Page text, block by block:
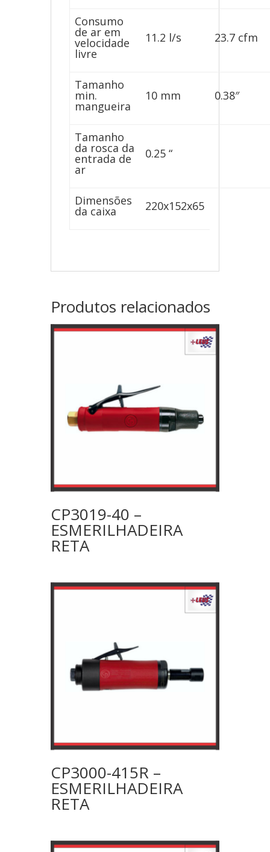
Consumo
de ar em
velocidade
livre
11.2 l/s 23.7 cfm
Tamanho
min.
mangueira
10 mm 0.38″
Tamanho
da rosca da
entrada de
ar
0.25 “
Dimensões
da caixa 220x152x65
Produtos relacionados
CP3019-40 –
ESMERILHADEIRA
RETA
CP3000-415R –
ESMERILHADEIRA
RETA